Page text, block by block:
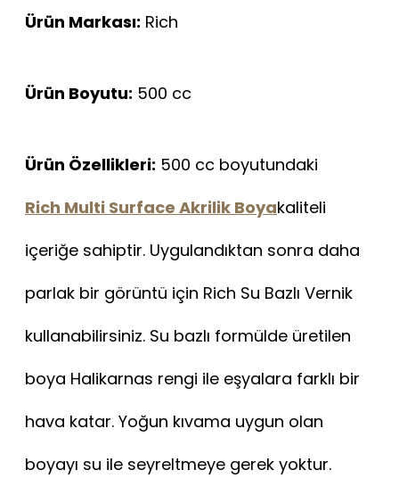
Ürün Markası: Rich
Ürün Boyutu: 500 cc
Ürün Özellikleri: 500 cc boyutundaki
Rich Multi Surface Akrilik Boyakaliteli
içeriğe sahiptir. Uygulandıktan sonra daha
parlak bir görüntü için Rich Su Bazlı Vernik
kullanabilirsiniz. Su bazlı formülde üretilen
boya Halikarnas rengi ile eşyalara farklı bir
hava katar. Yoğun kıvama uygun olan
boyayı su ile seyreltmeye gerek yoktur.